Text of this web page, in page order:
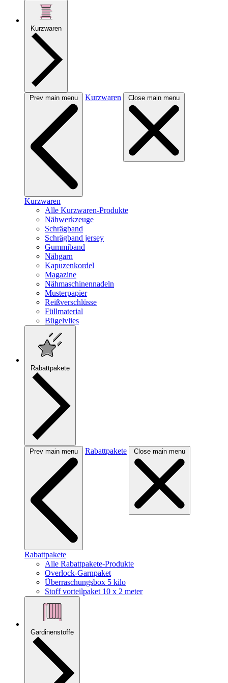
Kurzwaren
Prev main menu Kurzwaren Close main menu
Kurzwaren
Alle Kurzwaren-Produkte
Nähwerkzeuge
Schrägband
Schrägband jersey
Gummiband
Nähgarn
Kapuzenkordel
Magazine
Nähmaschinennadeln
Musterpapier
Reißverschlüsse
Füllmaterial
Bügelvlies
Rabattpakete
Prev main menu Rabattpakete Close main menu
Rabattpakete
Alle Rabattpakete-Produkte
Overlock-Garnpaket
Überraschungsbox 5 kilo
Stoff vorteilpaket 10 x 2 meter
Gardinenstoffe